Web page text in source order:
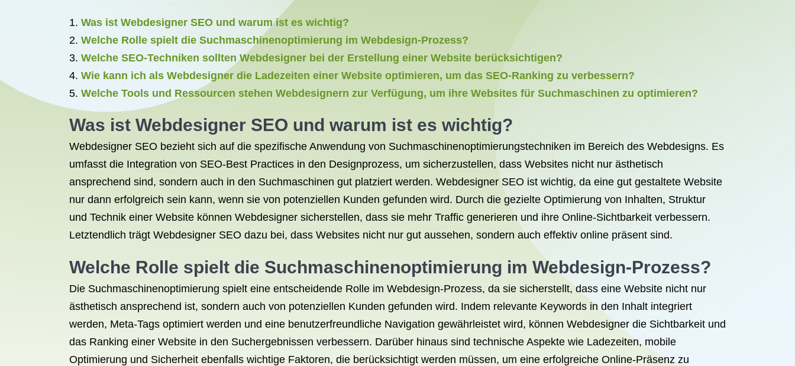
Was ist Webdesigner SEO und warum ist es wichtig?
Welche Rolle spielt die Suchmaschinenoptimierung im Webdesign-Prozess?
Welche SEO-Techniken sollten Webdesigner bei der Erstellung einer Website berücksichtigen?
Wie kann ich als Webdesigner die Ladezeiten einer Website optimieren, um das SEO-Ranking zu verbessern?
Welche Tools und Ressourcen stehen Webdesignern zur Verfügung, um ihre Websites für Suchmaschinen zu optimieren?
Was ist Webdesigner SEO und warum ist es wichtig?
Webdesigner SEO bezieht sich auf die spezifische Anwendung von Suchmaschinenoptimierungstechniken im Bereich des Webdesigns. Es
umfasst die Integration von SEO-Best Practices in den Designprozess, um sicherzustellen, dass Websites nicht nur ästhetisch
ansprechend sind, sondern auch in den Suchmaschinen gut platziert werden. Webdesigner SEO ist wichtig, da eine gut gestaltete Website
nur dann erfolgreich sein kann, wenn sie von potenziellen Kunden gefunden wird. Durch die gezielte Optimierung von Inhalten, Struktur
und Technik einer Website können Webdesigner sicherstellen, dass sie mehr Traffic generieren und ihre Online-Sichtbarkeit verbessern.
Letztendlich trägt Webdesigner SEO dazu bei, dass Websites nicht nur gut aussehen, sondern auch effektiv online präsent sind.
Welche Rolle spielt die Suchmaschinenoptimierung im Webdesign-Prozess?
Die Suchmaschinenoptimierung spielt eine entscheidende Rolle im Webdesign-Prozess, da sie sicherstellt, dass eine Website nicht nur
ästhetisch ansprechend ist, sondern auch von potenziellen Kunden gefunden wird. Indem relevante Keywords in den Inhalt integriert
werden, Meta-Tags optimiert werden und eine benutzerfreundliche Navigation gewährleistet wird, können Webdesigner die Sichtbarkeit und
das Ranking einer Website in den Suchergebnissen verbessern. Darüber hinaus sind technische Aspekte wie Ladezeiten, mobile
Optimierung und Sicherheit ebenfalls wichtige Faktoren, die berücksichtigt werden müssen, um eine erfolgreiche Online-Präsenz zu